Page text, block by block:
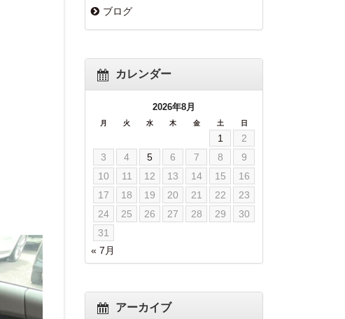
ブログ
カレンダー
2026年8月
月 火 水 木 金 土 日
1
2
3
4 5 6 7 8
9
10
11 12 13 14 15
16
17
18 19 20 21 22
23
24
25 26 27 28 29
30
31
« 7月
アーカイブ